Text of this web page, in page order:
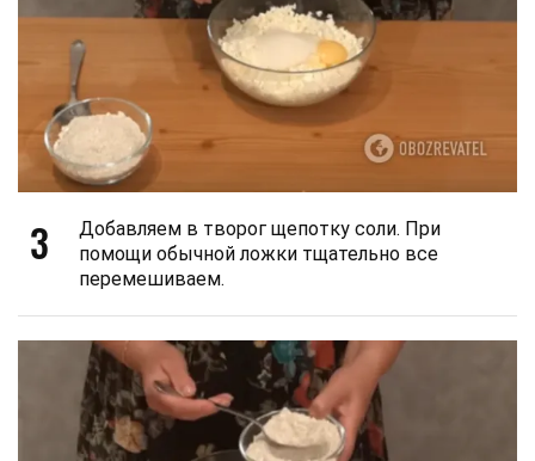
3
Добавляем в творог щепотку соли. При
помощи обычной ложки тщательно все
перемешиваем.